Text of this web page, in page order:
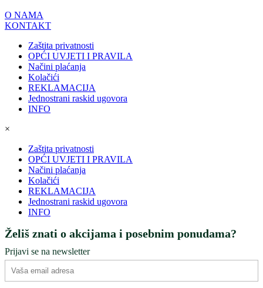
O NAMA
KONTAKT
Zaštita privatnosti
OPĆI UVJETI I PRAVILA
Načini plaćanja
Kolačići
REKLAMACIJA
Jednostrani raskid ugovora
INFO
×
Zaštita privatnosti
OPĆI UVJETI I PRAVILA
Načini plaćanja
Kolačići
REKLAMACIJA
Jednostrani raskid ugovora
INFO
Želiš znati o akcijama i posebnim ponudama?
Prijavi se na newsletter